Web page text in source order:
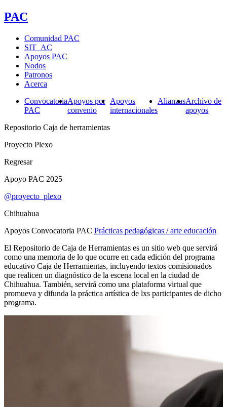
PAC
Comunidad PAC
SIT_AC
Apoyos PAC
Nodos
Patronos
Acerca
Convocatoria
PAC
Apoyos por
convenio
Apoyos
internacionales
AlianzasArchivo de
apoyos
Repositorio Caja de herramientas
Proyecto Plexo
Regresar
Apoyo PAC 2025
@proyecto_plexo
Chihuahua
Apoyos Convocatoria PAC Prácticas pedagógicas / arte educación
El Repositorio de Caja de Herramientas es un sitio web que servirá
como una memoria de lo que ocurre en cada edición del programa
educativo Caja de Herramientas, incluyendo textos comisionados
que realicen un diagnóstico de la escena local en la ciudad de
Chihuahua. También, servirá como una plataforma virtual que
promueva y difunda la práctica artística de lxs participantes de dicho
programa.